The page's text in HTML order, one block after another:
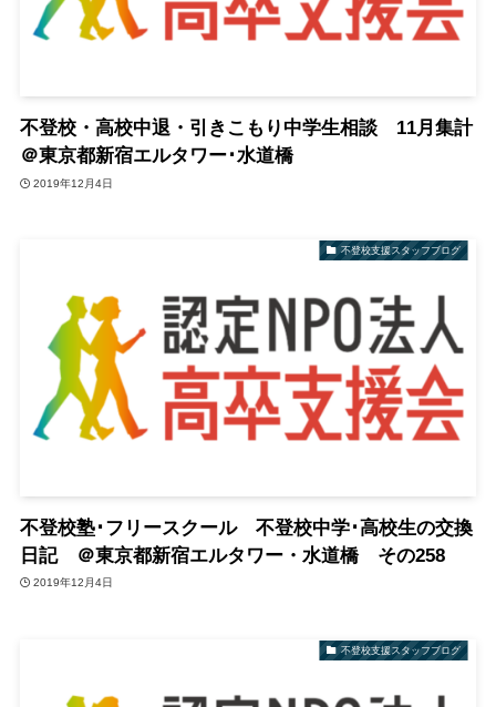
不登校・高校中退・引きこもり中学生相談 11月集計
＠東京都新宿エルタワー･水道橋
2019年12月4日
不登校支援スタッフブログ
不登校塾･フリースクール 不登校中学･高校生の交換
日記 ＠東京都新宿エルタワー・水道橋 その258
2019年12月4日
不登校支援スタッフブログ